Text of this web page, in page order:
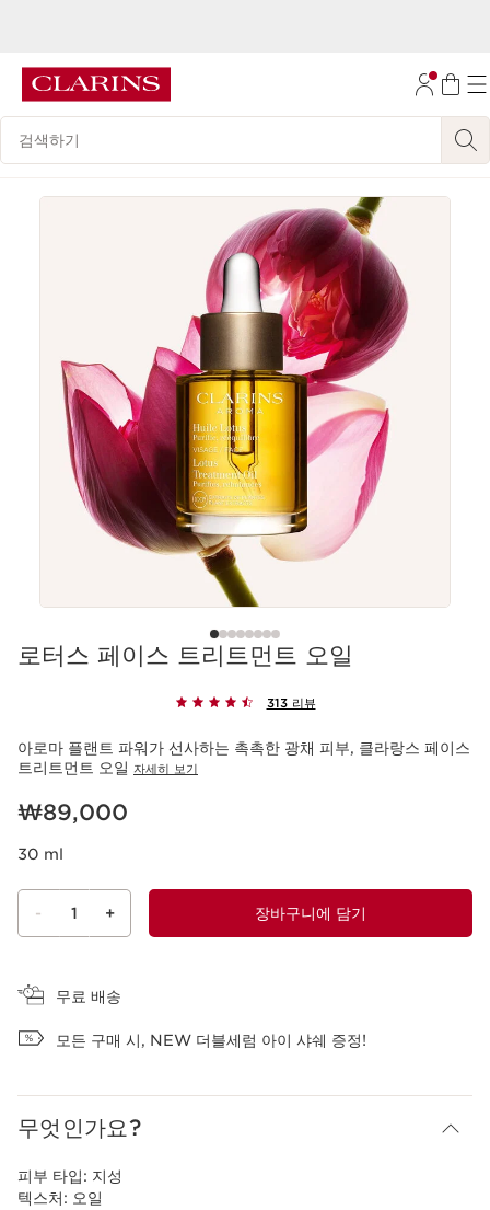
하단으로 이동
[공식몰 단독] 모든 구매 시, 써보고 싶은 클라랑스 샘플 3종 고르기
공식몰 구매 회차(2/3번째 구매) 별 추가 웰컴키트 혜택을 받아보세요!
본 사이트는 클라랑스제품 공식 수입업체인 클라랑스코리아 공식 온라인몰입니다.
범례 검색하기
로터스 페이스 트리트먼트 오일
313 리뷰
아로마 플랜트 파워가 선사하는 촉촉한 광채 피부, 클라랑스 페이스
트리트먼트 오일 자세히 보기
현재 가격 ₩89,000
₩89,000
30 ml
- 1 + 장바구니에 담기
무료 배송
모든 구매 시, NEW 더블세럼 아이 샤쉐 증정!
무엇인가요?
피부 타입: 지성
텍스처: 오일